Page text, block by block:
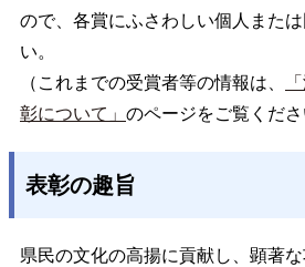
ので、各賞にふさわしい個人また
い。
（これまでの受賞者等の情報は、
彰について」 のページをご覧くださ
表彰の趣旨
県民の文化の高揚に貢献し、顕著